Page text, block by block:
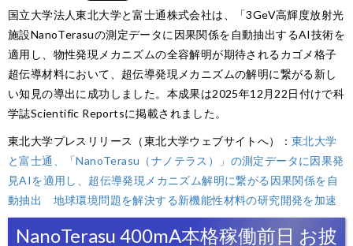
国立大学法人東北大学と富士通株式会社は、「3GeV高輝度放射光
施設NanoTerasuの測定データに因果関係を自動抽出するAI技術を
適用し、物性発現メカニズムの全容解明が期待されるカゴメ格子
超伝導材料において、超伝導発現メカニズムの解明に繋がる新し
い知見の導出に成功しました。本成果は2025年12月22日付けで科
学誌Scientific Reportsに掲載されました。
東北大学プレスリリース（東北大学ウェブサイトへ）： 東北大学
と富士通、「NanoTerasu（ナノテラス）」の測定データに因果発
見AIを適用し、超伝導発現メカニズム解明に繋がる因果関係を自
動抽出 地球環境問題を解決する新機能性材料の研究開発を加速
NanoTerasu 400mA本格稼働前日 お披